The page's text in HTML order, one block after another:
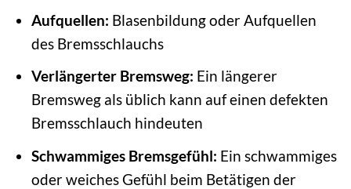
Aufquellen: Blasenbildung oder Aufquellen
des Bremsschlauchs
Verlängerter Bremsweg: Ein längerer
Bremsweg als üblich kann auf einen defekten
Bremsschlauch hindeuten
Schwammiges Bremsgefühl: Ein schwammiges
oder weiches Gefühl beim Betätigen der